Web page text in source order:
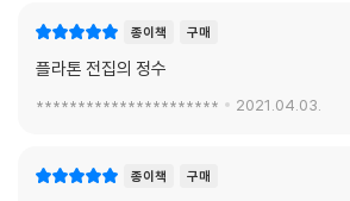
는 자신의 집을 만들기 힘들게 되었달까, 이런 수
[위작도 플라톤의 철학을 이해하는 데 도움될 것]
해하는 데 도움이 될 것이라고 믿기 때문이다."
종이책 구매
플라톤 전집의 정수
********************** 2021.04.03.
종이책 구매